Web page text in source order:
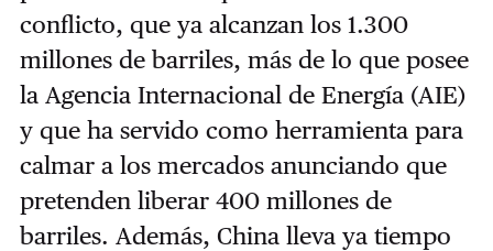
conflicto, que ya alcanzan los 1.300
millones de barriles, más de lo que posee
la Agencia Internacional de Energía (AIE)
y que ha servido como herramienta para
calmar a los mercados anunciando que
pretenden liberar 400 millones de
barriles. Además, China lleva ya tiempo